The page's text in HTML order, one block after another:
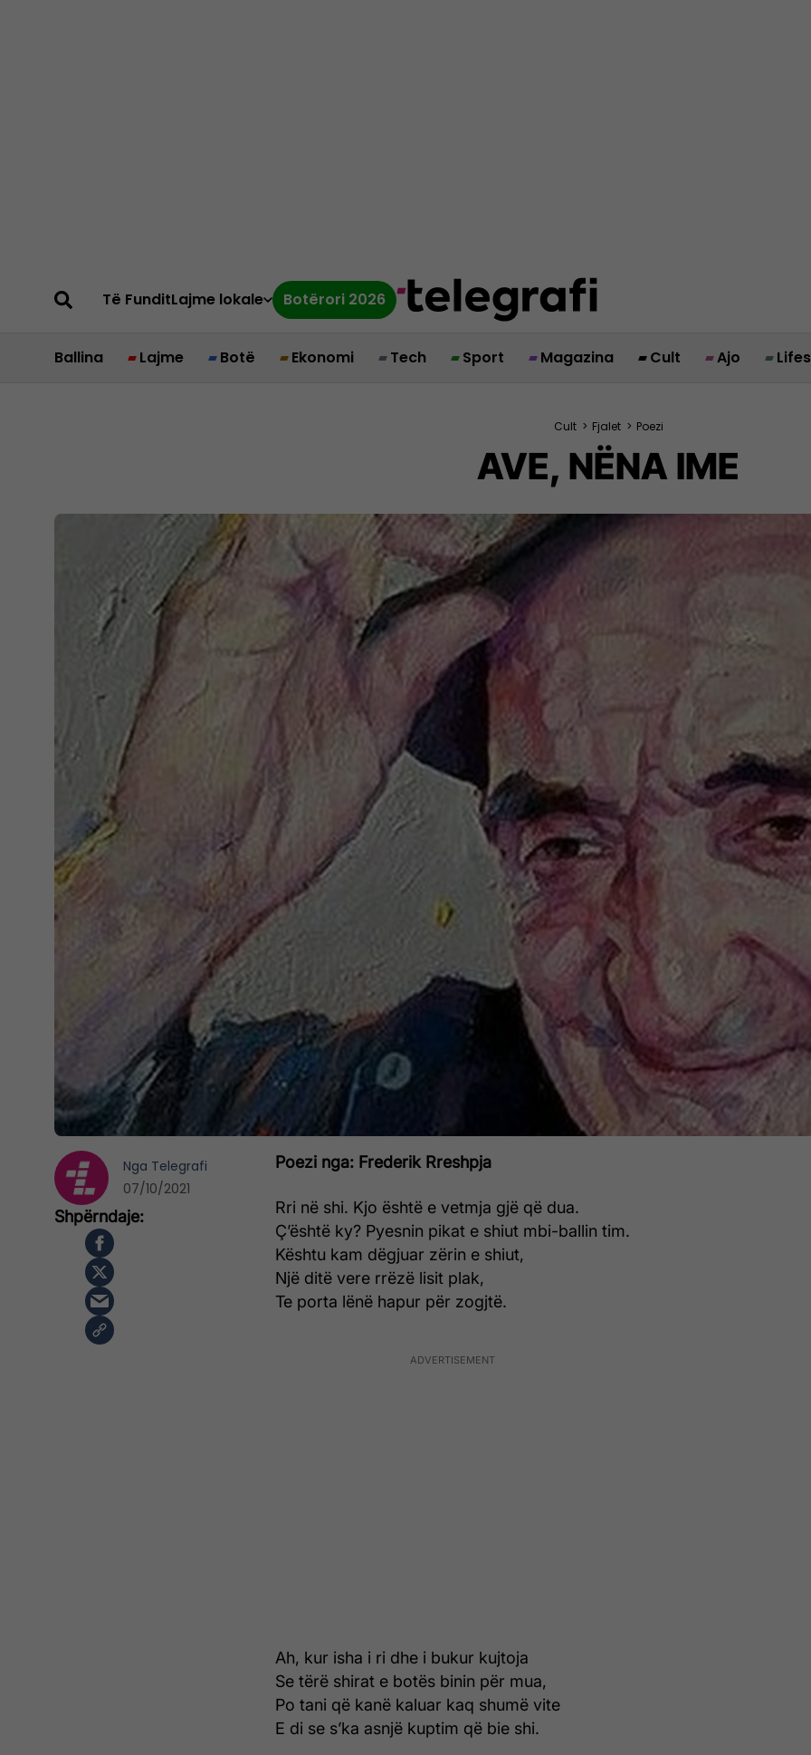
Të FunditLajme lokale Botërori 2026
Ballina Lajme Botë Ekonomi Tech Sport Magazina Cult Ajo
Cult > Fjalet > Poezi
AVE, NËNA IME
Poezi nga: Frederik Rreshpja
Rri në shi. Kjo është e vetmja gjë që dua.
Ç’është ky? Pyesnin pikat e shiut mbi-ballin tim.
Kështu kam dëgjuar zërin e shiut,
Një ditë vere rrëzë lisit plak,
Te porta lënë hapur për zogjtë.
Ah, kur isha i ri dhe i bukur kujtoja
Se tërë shirat e botës binin për mua,
Po tani që kanë kaluar kaq shumë vite
E di se s’ka asnjë kuptim që bie shi.
Nga Telegrafi
07/10/2021